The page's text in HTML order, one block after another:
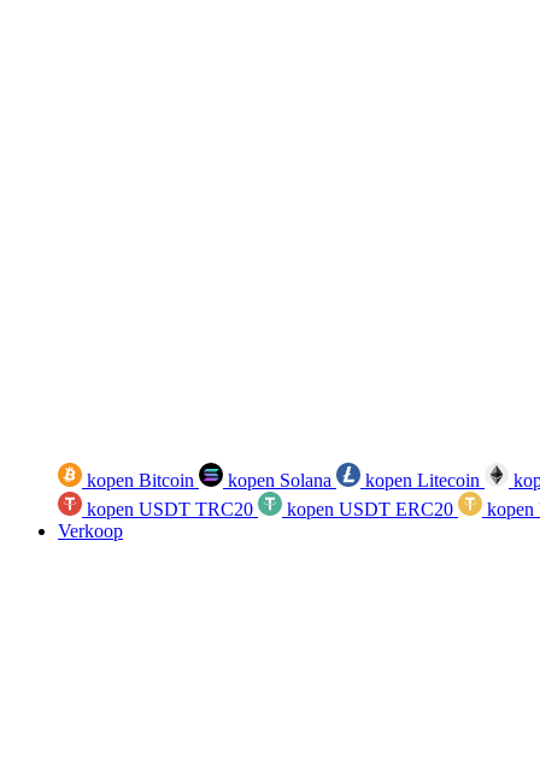
kopen Bitcoin kopen Solana kopen Litecoin
kopen USDT TRC20
kopen USDT ERC20
Verkoop